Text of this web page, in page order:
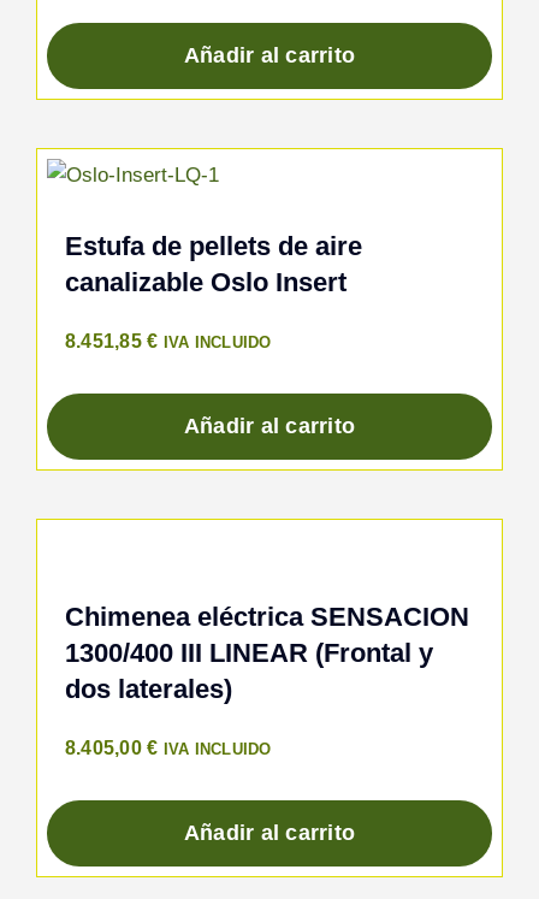
Añadir al carrito
Estufa de pellets de aire
canalizable Oslo Insert
8.451,85€ IVA INCLUIDO
Añadir al carrito
Chimenea eléctrica SENSACION
1300/400 III LINEAR (Frontal y
dos laterales)
8.405,00€ IVA INCLUIDO
Añadir al carrito